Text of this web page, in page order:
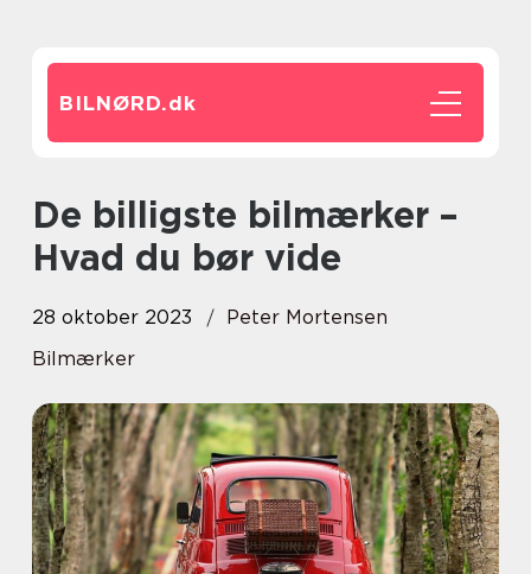
BILNØRD.dk
De billigste bilmærker –
Hvad du bør vide
28 oktober 2023
Peter Mortensen
Bilmærker